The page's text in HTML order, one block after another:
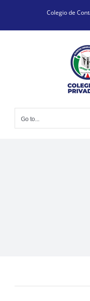
content
Colegio de
Go to...